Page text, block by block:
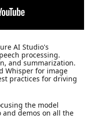
AI Studio's
processing.
and summarization.
Whisper for image
practices for driving
the model
demos on all the